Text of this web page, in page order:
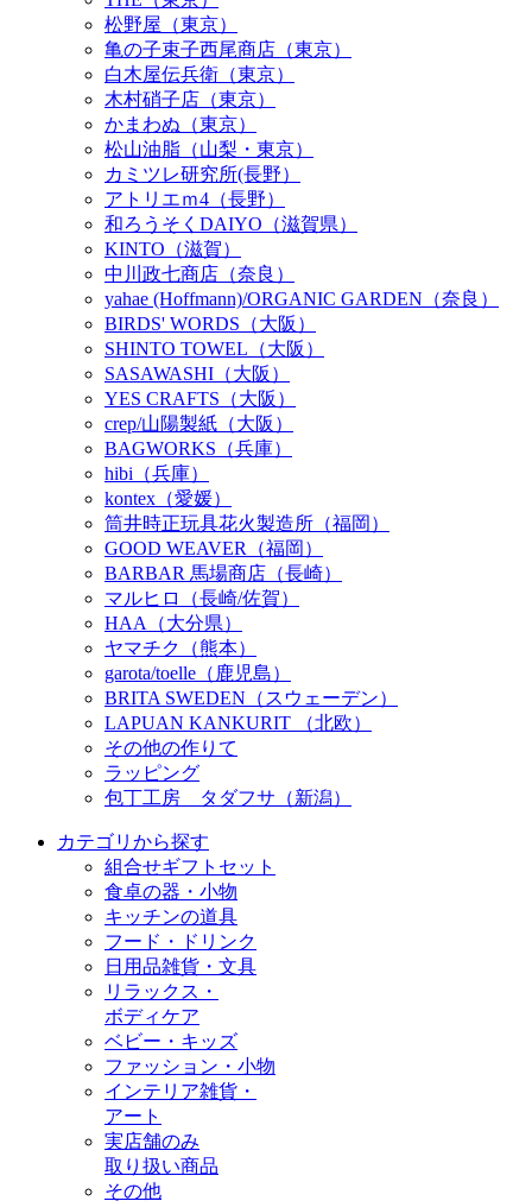
松野屋（東京）
亀の子束子西尾商店（東京）
白木屋伝兵衛（東京）
木村硝子店（東京）
かまわぬ（東京）
松山油脂（山梨・東京）
カミツレ研究所(長野）
アトリエｍ4（長野）
和ろうそくDAIYO（滋賀県）
KINTO（滋賀）
中川政七商店（奈良）
yahae (Hoffmann)/ORGANIC GARDEN（奈良）
BIRDS' WORDS（大阪）
SHINTO TOWEL（大阪）
SASAWASHI（大阪）
YES CRAFTS（大阪）
crep/山陽製紙（大阪）
BAGWORKS（兵庫）
hibi（兵庫）
kontex（愛媛）
筒井時正玩具花火製造所（福岡）
GOOD WEAVER（福岡）
BARBAR 馬場商店（長崎）
マルヒロ（長崎/佐賀）
HAA（大分県）
ヤマチク（熊本）
garota/toelle（鹿児島）
BRITA SWEDEN（スウェーデン）
LAPUAN KANKURIT （北欧）
その他の作りて
ラッピング
包丁工房 タダフサ（新潟）
カテゴリから探す
組合せギフトセット
食卓の器・小物
キッチンの道具
フード・ドリンク
日用品雑貨・文具
リラックス・
ボディケア
ベビー・キッズ
ファッション・小物
インテリア雑貨・
アート
実店舗のみ
取り扱い商品
その他